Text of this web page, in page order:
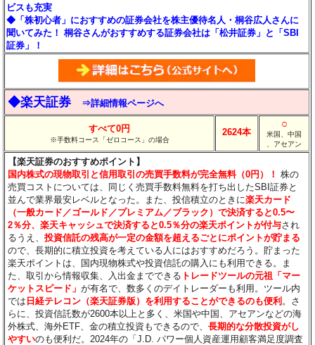
ビスも充実
◆「株初心者」におすすめの証券会社を株主優待名人・桐谷広人さんに
聞いてみた！ 桐谷さんがおすすめする証券会社は「松井証券」と「SBI
証券」！
◆楽天証券 ⇒詳細情報ページへ
すべて0円
※手数料コース「ゼロコース」の場合
2624本
○
米国、中国
、アセアン
【楽天証券のおすすめポイント】
国内株式の現物取引と信用取引の売買手数料が完全無料（0円）！ 株の
売買コストについては、同じく売買手数料無料を打ち出したSBI証券と
並んで業界最安レベルとなった。また、投信積立のときに楽天カード
（一般カード／ゴールド／プレミアム／ブラック）で決済すると0.5〜
2％分、楽天キャッシュで決済すると0.5％分の楽天ポイントが付与され
るうえ、投資信託の残高が一定の金額を超えるごとにポイントが貯まる
ので、長期的に積立投資を考えている人にはおすすめだろう。貯まった
楽天ポイントは、国内現物株式や投資信託の購入にも利用できる。ま
た、取引から情報収集、入出金までできる トレードツールの元祖「マー
ケットスピード」が有名で、数多くのデイトレーダーも利用。ツール内
では 日経テレコン（楽天証券版）を利用することができるのも便利 。さ
らに、投資信託数が2600本以上と多く、米国や中国、アセアンなどの海
外株式、海外ETF、金の積立投資もできるので、長期的な分散投資がし
やすいのも便利だ。2024年の「J.D. パワー個人資産運用顧客満足度調査